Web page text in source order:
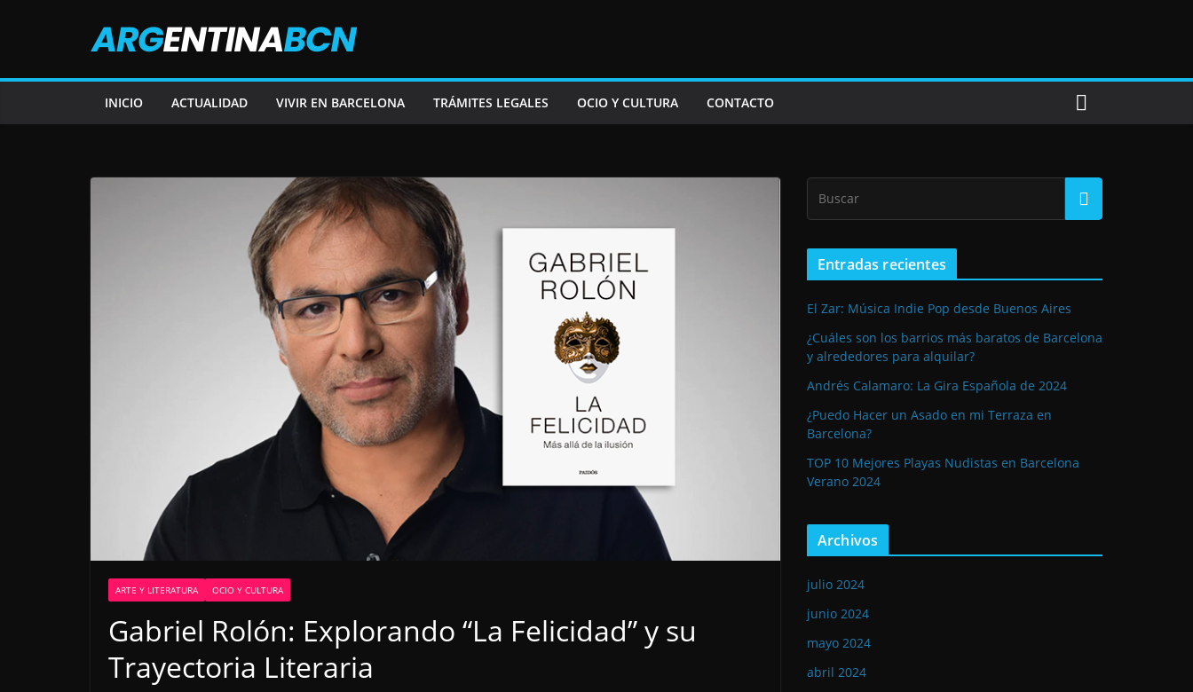
INICIO ACTUALIDAD VIVIR EN BARCELONA TRÁMITES LEGALES OCIO Y CULTURA CONTACTO
ARTE Y LITERATURA OCIO Y CULTURA
Gabriel Rolón: Explorando “La Felicidad” y su
Trayectoria Literaria
Entradas recientes
El Zar: Música Indie Pop desde Buenos Aires
¿Cuáles son los barrios más baratos de Barcelona
y alrededores para alquilar?
Andrés Calamaro: La Gira Española de 2024
¿Puedo Hacer un Asado en mi Terraza en
Barcelona?
TOP 10 Mejores Playas Nudistas en Barcelona
Verano 2024
Archivos
julio 2024
junio 2024
mayo 2024
abril 2024